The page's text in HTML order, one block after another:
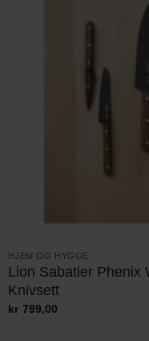
HJEM OG HYGGE
Lion Sabatier Phenix
Knivsett
kr 799,00